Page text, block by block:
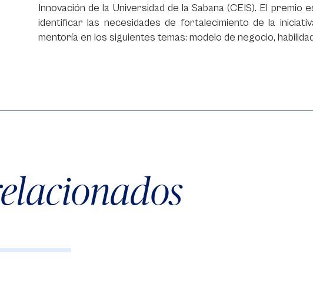
Innovación de la Universidad de la Sabana (CEIS). El
identificar las necesidades de fortalecimiento de la
mentoría en los siguientes temas: modelo de negocio,